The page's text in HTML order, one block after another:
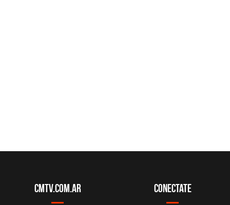
CMTV.com.ar Conectate